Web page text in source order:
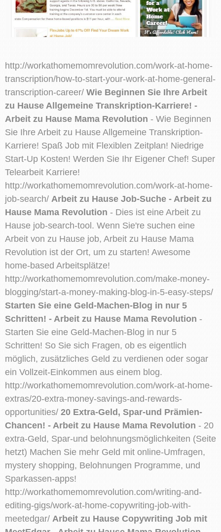
http://workathomemomrevolution.com/work-at-home-
transcription/how-to-start-your-work-at-home-general-
transcription-career/ Wie Beginnen Sie Ihre Arbeit
zu Hause Allgemeine Transkription-Karriere! -
Arbeit zu Hause Mama Revolution - Wie Beginnen
Sie Ihre Arbeit zu Hause Allgemeine Transkription-
Karriere! Spaß Job mit Flexiblen Zeitplan! Niedrige
Start-Up Kosten! Werden Sie Ihr Eigener Chef! Super
Telearbeit Karriere!
http://workathomemomrevolution.com/work-at-home-
job-search/ Arbeit zu Hause Job-Suche - Arbeit zu
Hause Mama Revolution - Dies ist eine Arbeit zu
Hause job-search-tool. Wenn Sie're suchen eine
Arbeit von zu Hause job, Arbeit zu Hause Mama
Revolution ist der Ort, um zu starten! Awesome
home-based Arbeitsplätze!
http://workathomemomrevolution.com/make-money-
blogging/start-a-money-making-blog-in-5-easy-steps/
Starten Sie eine Geld-Machen-Blog in nur 5
Schritten! - Arbeit zu Hause Mama Revolution -
Starten Sie eine Geld-Machen-Blog in nur 5
Schritten! So Sie sich Fragen, ob es eigentlich
möglich, zusätzliches Geld zu verdienen oder sogar
ein Vollzeit-Einkommen aus einem blog.
http://workathomemomrevolution.com/work-at-home-
extras/20-extra-money-savings-and-rewards-
opportunities/ 20 Extra-Geld, Spar-und Prämien-
Chancen! - Arbeit zu Hause Mama Revolution - 20
extra-Geld, Spar-und belohnungsmöglichkeiten (Seite
hetzt) Machen Sie mehr Geld mit online-Umfragen,
mystery shopping, Belohnungen Programme, und
Sparkassen-apps!
http://workathomemomrevolution.com/writing-and-
editing-gigs/work-at-home-copywriting-job-with-
meetedgar/ Arbeit zu Hause Copywriting Job mit